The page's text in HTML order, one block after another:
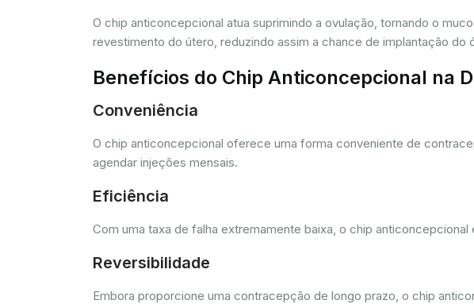
O chip anticoncepcional atua suprimindo a ovulação, tornando o
revestimento do útero, reduzindo assim a chance de implantação do
Benefícios do Chip Anticoncepcional na
Conveniência
O chip anticoncepcional oferece uma forma conveniente de
agendar injeções mensais.
Eficiência
Com uma taxa de falha extremamente baixa, o chip
Reversibilidade
Embora proporcione uma contracepção de longo prazo, o chip